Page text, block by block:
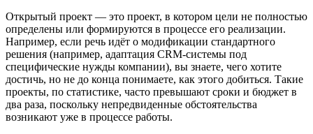
Открытый проект — это проект, в котором цели не полностью
определены или формируются в процессе его реализации.
Например, если речь идёт о модификации стандартного
решения (например, адаптация CRM-системы под
специфические нужды компании), вы знаете, чего хотите
достичь, но не до конца понимаете, как этого добиться. Такие
проекты, по статистике, часто превышают сроки и бюджет в
два раза, поскольку непредвиденные обстоятельства
возникают уже в процессе работы.